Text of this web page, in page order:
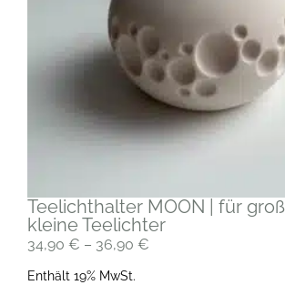
Teelichthalter MOON | für
kleine Teelichter
34,90 € – 36,90 €
Enthält 19% MwSt.